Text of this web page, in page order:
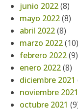
junio 2022(8)
mayo 2022(8)
abril 2022(8)
marzo 2022(10)
febrero 2022(9)
enero 2022(8)
diciembre 2021
noviembre 2021
octubre 2021